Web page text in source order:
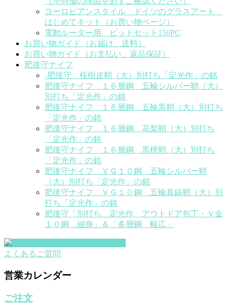
ヨーロピアンスタイル ドイツのグラスアート
はじめてキット（お買い物ページ）
電動ルーター用 ビットセット150PC
お買い物ガイド（お届け、送料）
お買い物ガイド（お支払い、返品保証）
肥後守ナイフ
-肥後守 桜樹皮鞘（大）別打ち「定光作」の銘
肥後守ナイフ １６層鋼 五輪シルバー鞘（大）
別打ち「定光作」の銘
肥後守ナイフ １６層鋼 五輪黒鞘（大）別打ち
「定光作」の銘
肥後守ナイフ １６層鋼 花梨鞘（大）別打ち
「定光作」の銘
肥後守ナイフ １６層鋼 黒檀鞘（大）別打ち
「定光作」の銘
肥後守ナイフ ＶＧ１０鋼 五輪シルバー鞘
（大）別打ち「定光作」の銘
肥後守ナイフ ＶＧ１０鋼 五輪真鍮鞘（大）別
打ち「定光作」の銘
肥後守「別打ち 定光作 アウトドア包丁・Ｖ金
１０鋼 細身」＆「多層鋼 幅広」
よくあるご質問
営業カレンダー
ご注文